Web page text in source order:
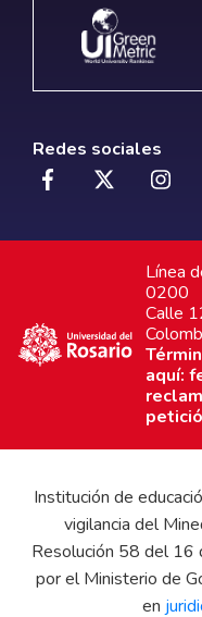
Redes sociales
Línea
0200
Calle
aquí:
Institución de
vigilancia del
Resolución 58 del
por el Ministerio de
en